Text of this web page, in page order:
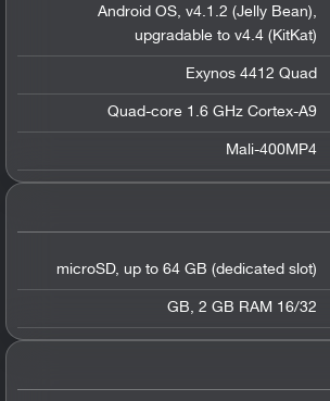
Android OS, v4.1.2 (Jelly Bean),
upgradable to v4.4 (KitKat)
Exynos 4412 Quad
Quad-core 1.6 GHz Cortex-A9
Mali-400MP4
microSD, up to 64 GB (dedicated slot)
16/32 GB, 2 GB RAM